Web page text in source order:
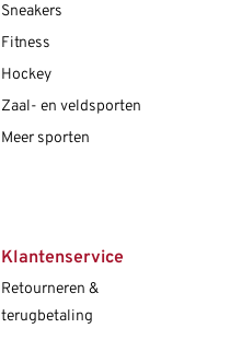
Sneakers
Fitness
Hockey
Zaal- en veldsporten
Meer sporten
Klantenservice
Retourneren &
terugbetaling